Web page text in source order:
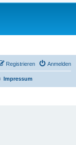
Anmelden
Registrieren
Impressum